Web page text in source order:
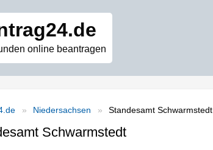
online beantragen
Niedersachsen Standesamt Schwarmstedt
Schwarmstedt